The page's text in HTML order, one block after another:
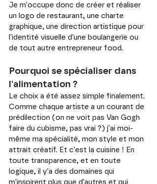
Je m'occupe donc de créer et réaliser
un logo de restaurant, une charte
graphique, une direction artistique pour
l'identité visuelle d'une boulangerie ou
de tout autre entrepreneur food.
Pourquoi se spécialiser dans
l'alimentation ?
Le choix a été assez simple finalement.
Comme chaque artiste a un courant de
prédilection (on ne voit pas Van Gogh
faire du cubisme, pas vrai ?) j'ai moi-
même ma spécialité, mon style et mon
attrait créatif. Et c'est la cuisine ! En
toute transparence, et en toute
logique, il y'a des domaines qui
m'inspirent plus que d'autres et qui